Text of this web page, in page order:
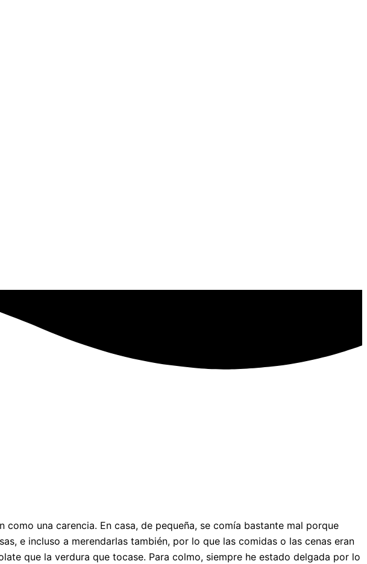
una carencia. En casa, de pequeña, se comía bastante mal porque
e incluso a merendarlas también, por lo que las comidas o las cenas eran
que la verdura que tocase. Para colmo, siempre he estado delgada por lo